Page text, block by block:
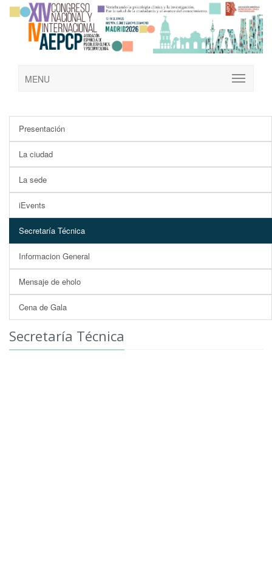
MENU
Presentación
La ciudad
La sede
iEvents
Secretaría Técnica
Informacion General
Mensaje de eholo
Cena de Gala
Secretaría Técnica